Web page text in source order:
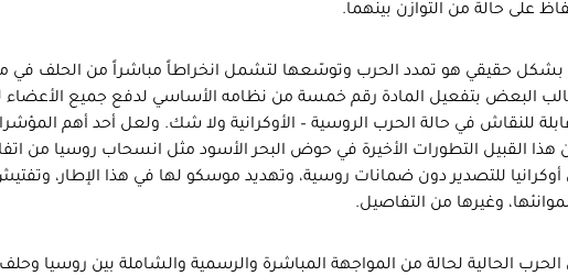
على حالة من التوازن بينهما.
بشكل حقيقي هو تمدد الحرب وتوسّعها لتشمل انخراطاً مباشراً من الحلف في
البعض بتفعيل المادة رقم خمسة من نظامه الأساسي لدفع جميع الأعضاء
للنقاش في حالة الحرب الروسية – الأوكرانية ولا شك. ولعل أحد أهم
القبيل التطورات الأخيرة في حوض البحر الأسود مثل انسحاب روسيا من
للتصدير دون ضمانات روسية، وتهديد موسكو لها في هذا الإطار، وتفتيش
وغيرها من التفاصيل.
الحالية لحالة من المواجهة المباشرة والرسمية والشاملة بين روسيا وحلف